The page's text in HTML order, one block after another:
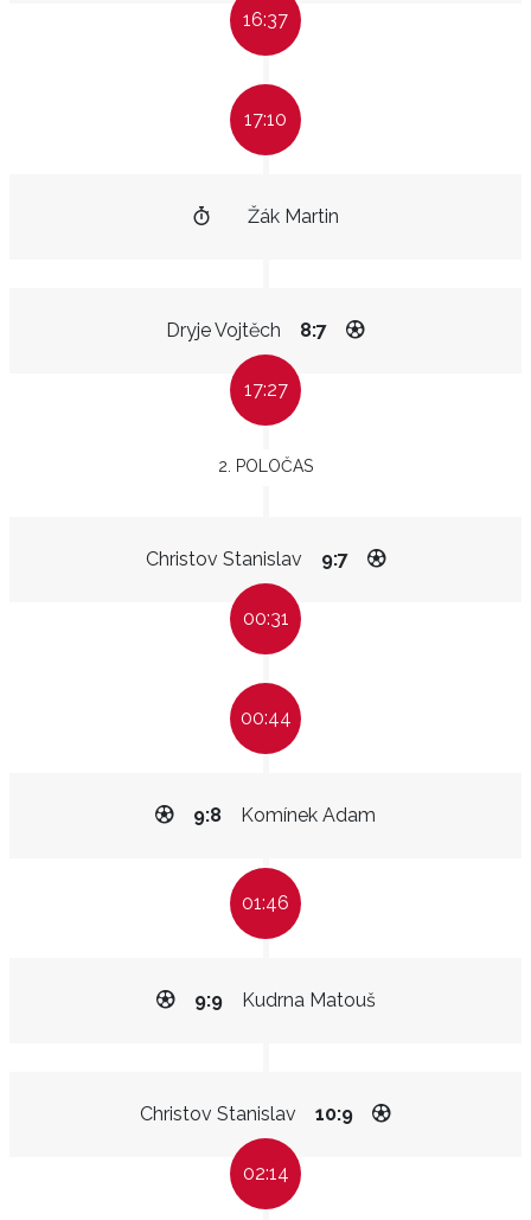
16:37
17:10
Žák Martin
Dryje Vojtěch 8:7
17:27
2. POLOČAS
Christov Stanislav 9:7
00:31
00:44
Komínek Adam
9:8
01:46
Kudrna Matouš
9:9
Christov Stanislav 10:9
02:14